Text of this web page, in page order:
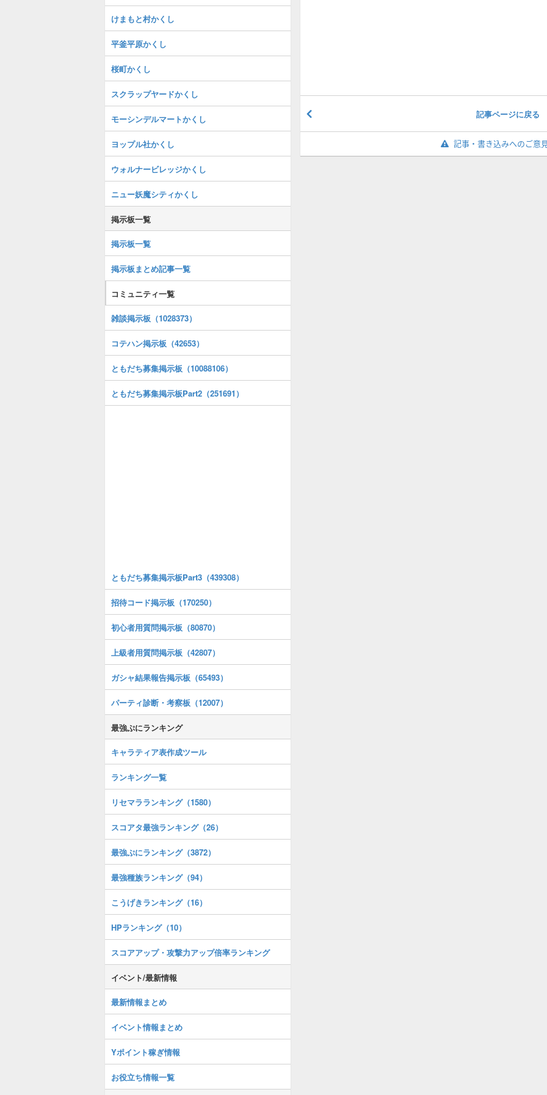
記事ページに戻る
記事・書き込みへのご意
けまもと村かくし
平釜平原かくし
桜町かくし
スクラップヤードかくし
モーシンデルマートかくし
ヨップル社かくし
ウォルナービレッジかくし
ニュー妖魔シティかくし
掲示板一覧
掲示板一覧
掲示板まとめ記事一覧
コミュニティ一覧
雑談掲示板（1028373）
コテハン掲示板（42653）
ともだち募集掲示板（10088106）
ともだち募集掲示板Part2（251691）
ともだち募集掲示板Part3（439308）
招待コード掲示板（170250）
初心者用質問掲示板（80870）
上級者用質問掲示板（42807）
ガシャ結果報告掲示板（65493）
パーティ診断・考察板（12007）
最強ぷにランキング
キャラティア表作成ツール
ランキング一覧
リセマラランキング（1580）
スコアタ最強ランキング（26）
最強ぷにランキング（3872）
最強種族ランキング（94）
こうげきランキング（16）
HPランキング（10）
スコアアップ・攻撃力アップ倍率ランキング
イベント/最新情報
最新情報まとめ
イベント情報まとめ
Yポイント稼ぎ情報
お役立ち情報一覧